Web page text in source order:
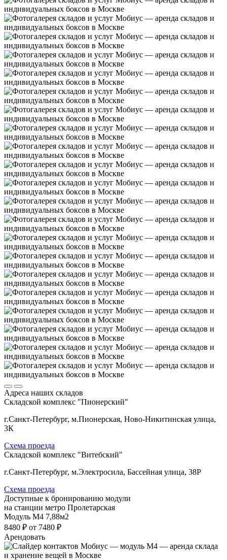
Адреса наших складов
Складской комплекс "Пионерский"
г.Санкт-Петербург, м.Пионерская, Ново-Никитинская улица,
3К
Схема проезда
Складской комплекс "Витебский"
г.Санкт-Петербург, м.Электросила, Бассейная улица, 38Р
Схема проезда
Доступные к бронированию модули
на станции метро Пролетарская
Модуль М4 7,88м2
8480 ₽ от 7480 ₽
Арендовать